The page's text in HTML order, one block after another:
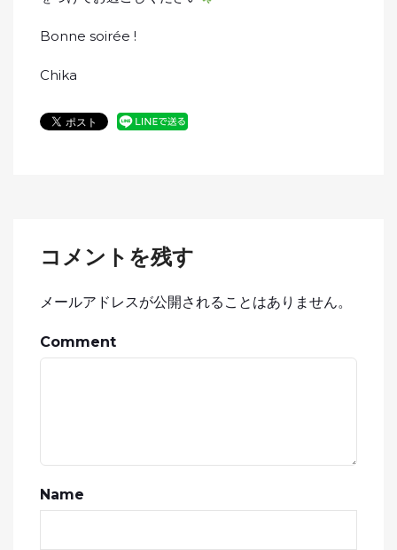
Bonne soirée !
Chika
コメントを残す
メールアドレスが公開されることはありません。
Comment
Name